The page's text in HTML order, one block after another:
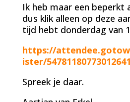
Ik heb maar een beperkt
dus klik alleen op deze
tijd hebt donderdag van
https://
ister/
Spreek je daar.